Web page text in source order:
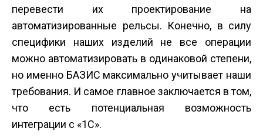
перевести их проектирование на
автоматизированные рельсы. Конечно, в силу
специфики наших изделий не все операции
можно автоматизировать в одинаковой степени,
но именно БАЗИС максимально учитывает наши
требования. И самое главное заключается в том,
что есть потенциальная возможность
интеграции с «1С».